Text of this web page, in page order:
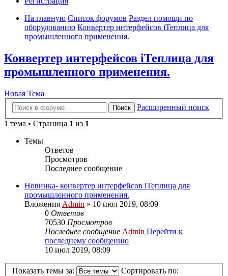
На главную Список форумов Раздел помощи по
оборудованию Конвертер интерфейсов iТеплица для
промышленного применения.
Конвертер интерфейсов iТеплица для
промышленного применения.
Новая Тема
Поиск
Расширенный поиск
1 тема • Страница 1 из 1
Темы
Ответов
Просмотров
Последнее сообщение
Новинка- конвертер интерфейсов iТеплица для
промышленного применения.
Вложения Admin » 10 июл 2019, 08:09
0 Ответов
70530 Просмотров
Последнее сообщение Admin Перейти к
последнему сообщению
10 июл 2019, 08:09
Показать темы за: Сортировать по: